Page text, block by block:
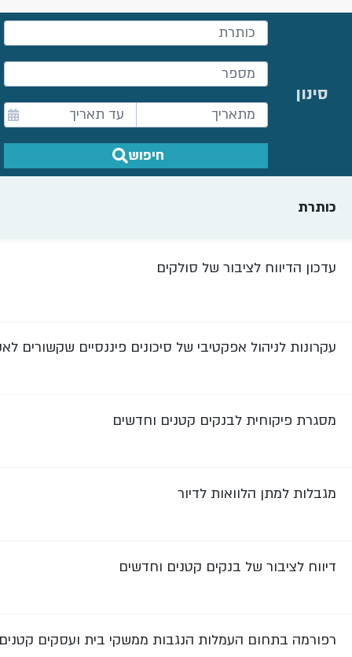
סינון
חיפוש
כותרת
עדכון הדיווח לציבור של סולקים
עקרונות לניהול אפקטיבי של סיכונים פיננסיים שקשורים
מסגרת פיקוחית לבנקים קטנים וחדשים
מגבלות למתן הלוואות לדיור
דיווח לציבור של בנקים קטנים וחדשים
רפורמה בתחום העמלות הנגבות ממשקי בית ועסקים קטנים